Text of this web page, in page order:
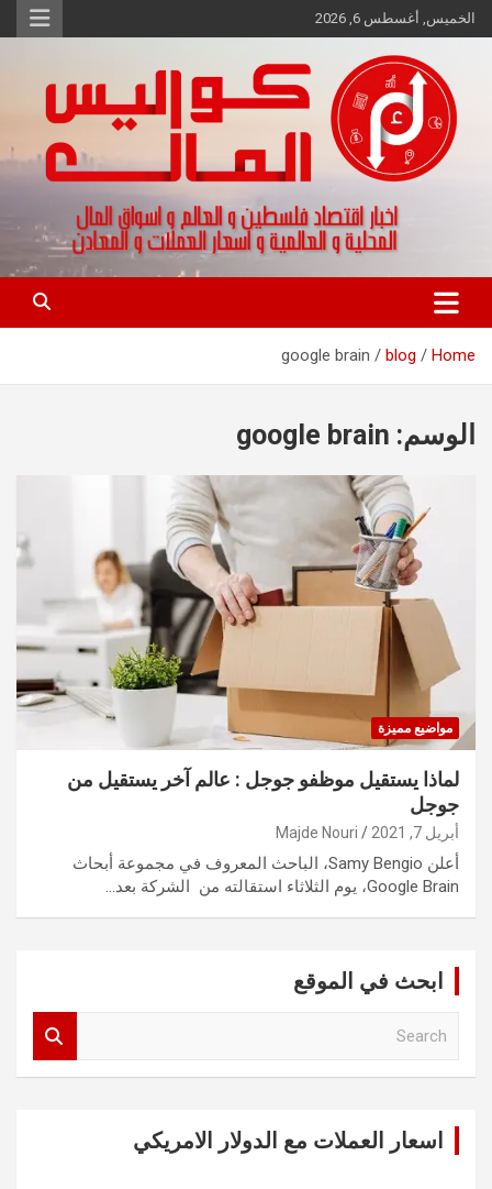
Skip
to
الخميس, أغسطس 6, 2026
كواليس المال
اخبار اقتصاد فلسطين و العالم و تقارير اسواق المال و العملات
Home
blog
google brain
الوسم: google brain
مواضيع مميزة
لماذا يستقيل موظفو جوجل : عالم آخر يستقيل من
جوجل
أبريل 7, 2021 Majde Nouri
أعلن Samy Bengio، الباحث المعروف في مجموعة أبحاث
Google Brain، يوم الثلاثاء استقالته من الشركة بعد…
ابحث في الموقع
اسعار العملات مع الدولار الامريكي